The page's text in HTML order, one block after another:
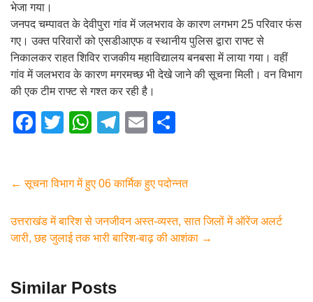
भेजा गया।
जनपद चम्पावत के देवीपुरा गांव में जलभराव के कारण लगभग 25 परिवार फंस
गए। उक्त परिवारों को एसडीआएफ व स्थानीय पुलिस द्वारा राफ्ट से
निकालकर राहत शिविर राजकीय महाविद्यालय बनबसा में लाया गया। वहीं
गांव में जलभराव के कारण मगरमच्छ भी देखे जाने की सूचना मिली। वन विभाग
की एक टीम राफ्ट से गश्त कर रही है।
F
e
b
o
k
T
er
W
s
A
p
T
gr
a
m
E
e
← सूचना विभाग में हुए 06 कार्मिक हुए पदोन्नत
उत्तराखंड में बारिश से जनजीवन अस्त-व्यस्त, सात जिलों में ऑरेंज अलर्ट
जारी, छह जुलाई तक भारी बारिश-बाढ़ की आशंका →
Similar Posts